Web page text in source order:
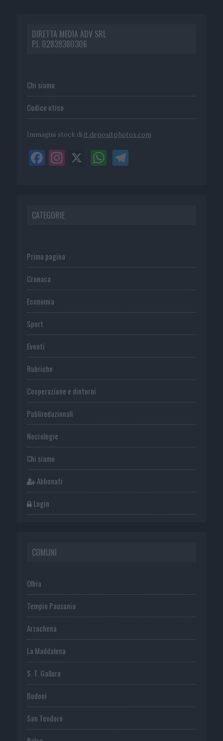
DIRETTA MEDIA ADV SRL
P.I. 02839380306
Chi siamo
Codice etico
Immagini stock di it.depositphotos.com
CATEGORIE
Prima pagina
Cronaca
Economia
Sport
Eventi
Rubriche
Cooperazione e dintorni
Publiredazionali
Necrologie
Chi siamo
Abbonati
Login
COMUNI
Olbia
Tempio Pausania
Arzachena
La Maddalena
S. T. Gallura
Budoni
San Teodoro